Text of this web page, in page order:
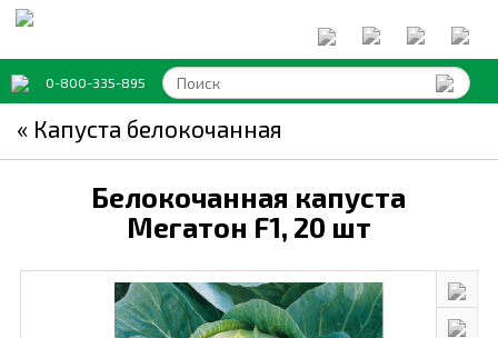
0-800-335-895
« Капуста белокочанная
Белокочанная капуста
Мегатон F1, 20 шт